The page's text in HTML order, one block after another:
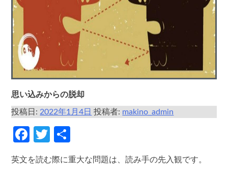
思い込みからの脱却
投稿日:2022年1月4日 投稿者: makino_admin
Facebook
Twitter
有
英文を読む際に重大な問題は、読み手の先入観です。